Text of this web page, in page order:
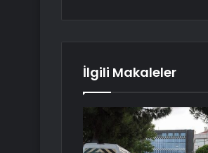
İlgili Makaleler